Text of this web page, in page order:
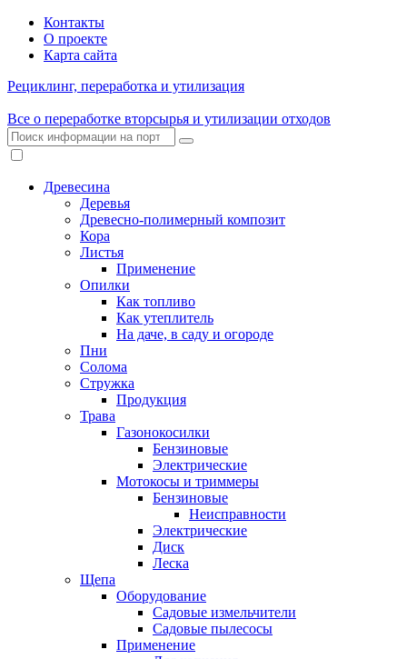
Контакты
О проекте
Карта сайта
Рециклинг, переработка и утилизация
Все о переработке вторсырья и утилизации отходов
Древесина
Деревья
Древесно-полимерный композит
Кора
Листья
Применение
Опилки
Как топливо
Как утеплитель
На даче, в саду и огороде
Пни
Солома
Стружка
Продукция
Трава
Газонокосилки
Бензиновые
Электрические
Мотокосы и триммеры
Бензиновые
Неисправности
Электрические
Диск
Леска
Щепа
Оборудование
Садовые измельчители
Садовые пылесосы
Применение